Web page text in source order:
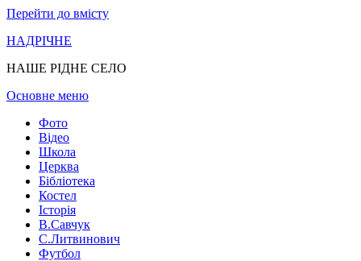
Перейти до вмісту
НАДРІЧНЕ
НАШЕ РІДНЕ СЕЛО
Основне меню
Фото
Відео
Школа
Церква
Бібліотека
Костел
Історія
В.Савчук
С.Литвинович
Футбол